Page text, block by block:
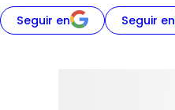
Seguir en Seguir en